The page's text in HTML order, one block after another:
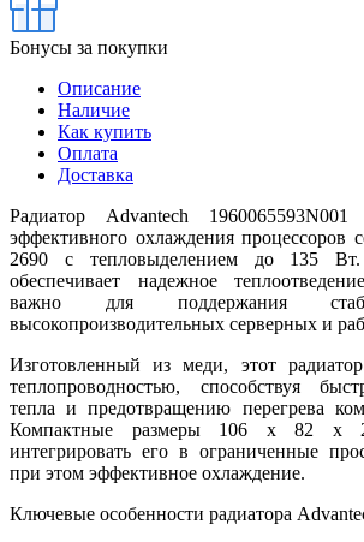
Бонусы за покупки
Описание
Наличие
Как купить
Оплата
Доставка
Радиатор Advantech 1960065593N001
эффективного охлаждения процессоров
2690 с тепловыделением до 135 Вт.
обеспечивает надежное
важно для поддержания
высокопроизводительных серверных и
Изготовленный из меди, этот
теплопроводностью, способствуя
тепла и предотвращению перегрева
Компактные размеры 106 x 82 x
интегрировать его в ограниченные
при этом эффективное охлаждение.
Ключевые особенности радиатора